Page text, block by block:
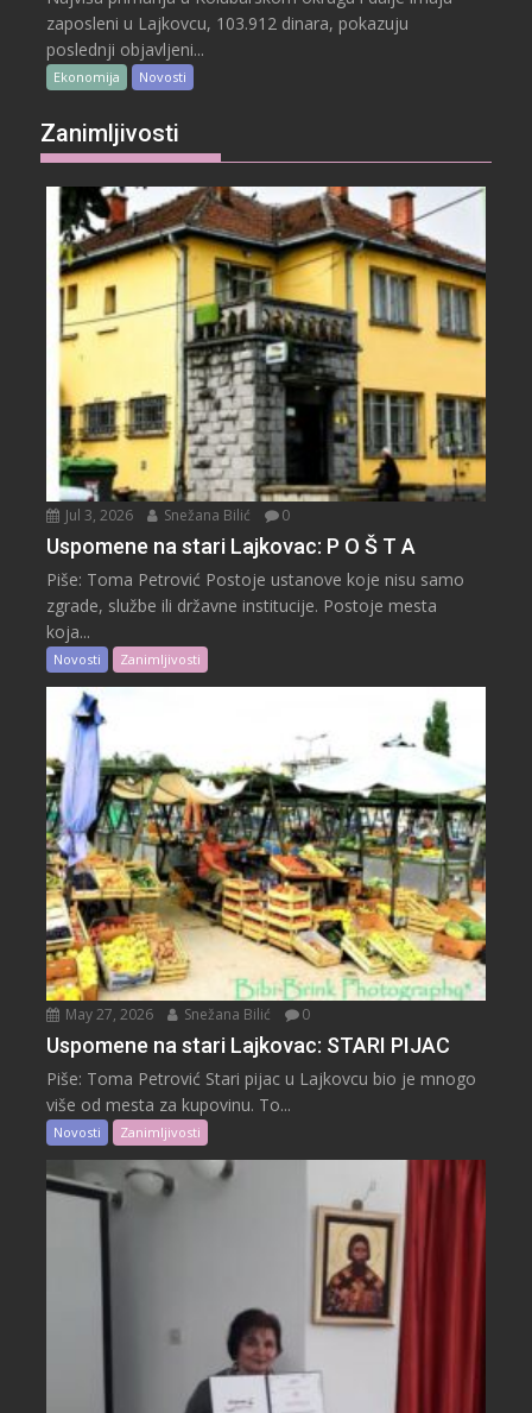
zaposleni u Lajkovcu, 103.912 dinara, pokazuju
poslednji objavljeni...
Ekonomija Novosti
Zanimljivosti
Jul 3, 2026 Snežana Bilić 0
Uspomene na stari Lajkovac: P O Š T A
Piše: Toma Petrović Postoje ustanove koje nisu samo
zgrade, službe ili državne institucije. Postoje mesta
koja...
Novosti Zanimljivosti
May 27, 2026 Snežana Bilić 0
Uspomene na stari Lajkovac: STARI PIJAC
Piše: Toma Petrović Stari pijac u Lajkovcu bio je mnogo
više od mesta za kupovinu. To...
Novosti Zanimljivosti